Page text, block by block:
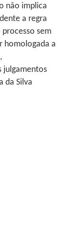
não implica
a regra
sem
homologada a
julgamentos
da Silva